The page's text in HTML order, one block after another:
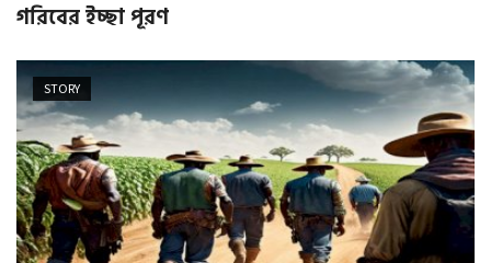
গরিবের ইচ্ছা পূরণ
STORY